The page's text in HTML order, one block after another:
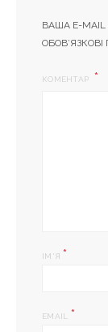
ВАША E-
КОМЕНТАР
ІМ'Я *
EMAIL *